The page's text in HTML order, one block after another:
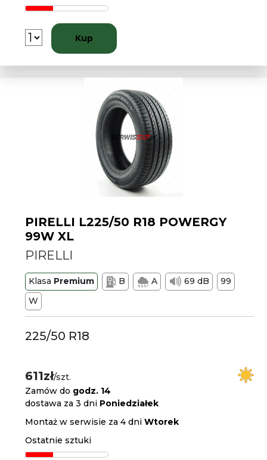
Kup
PIRELLI L225/50 R18 POWERGY
99W XL
PIRELLI
Klasa Premium B A 69 dB
99
W
225/50 R18
611zł/szt.
Zamów do godz. 14
dostawa za 3 dni Poniedziałek
Montaż w serwisie za 4 dniWtorek
Ostatnie sztuki